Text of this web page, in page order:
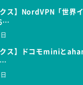
クス】NordVPN「世界
クス】ドコモminiと
…